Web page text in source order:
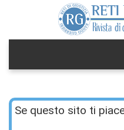
Se questo sito ti